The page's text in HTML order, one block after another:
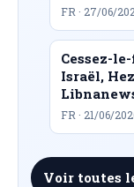
FR · 27/06/
Cessez-
Israël,
FR · 21/06/
Voir toutes